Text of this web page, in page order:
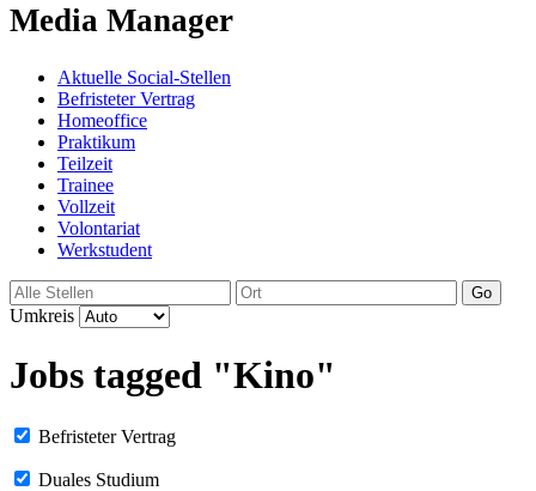
Media Manager
Aktuelle Social-Stellen
Befristeter Vertrag
Homeoffice
Praktikum
Teilzeit
Trainee
Vollzeit
Volontariat
Werkstudent
Go
Umkreis
Jobs tagged "Kino"
Befristeter Vertrag
Duales Studium